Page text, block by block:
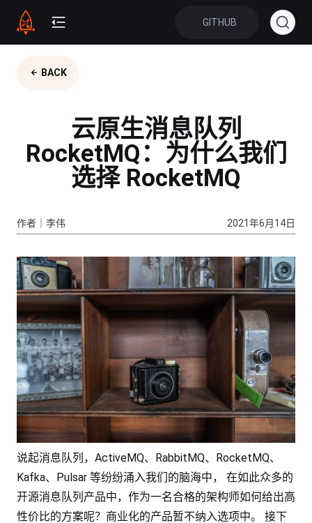
GITHUB
BACK
云原生消息队列
RocketMQ：为什么我们
选择 RocketMQ
作者｜李伟 2021年6月14日
说起消息队列，ActiveMQ、RabbitMQ、RocketMQ、
Kafka、Pulsar 等纷纷涌入我们的脑海中， 在如此众多的
开源消息队列产品中，作为一名合格的架构师如何给出高
性价比的方案呢？商业化的产品暂不纳入选项中。 接下